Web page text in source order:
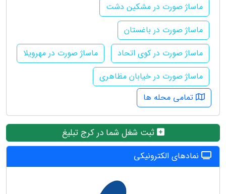
ماساژ صورت در مشکین دشت
ماساژ صورت در باغستان
ماساژ صورت در کوی اتحاد
ماساژ صورت در مهرویلا
ماساژ صورت در خیابان مظاهری
تمامی محله ها
ثبت شغل شما در کرج تبلیغ
نمادهای الکترونیکی